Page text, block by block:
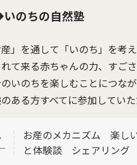
のちの自然塾
産」を通して「いのち」を考え
て来る赤ちゃんの力、すご
いのちを楽しむことにつな
ある方すべてに参加していた
お産のメカニズム 楽し
と体験談 シェアリング